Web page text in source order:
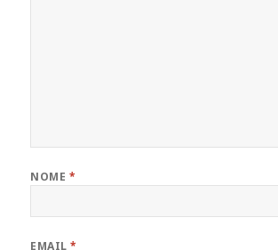
NOME *
EMAIL*